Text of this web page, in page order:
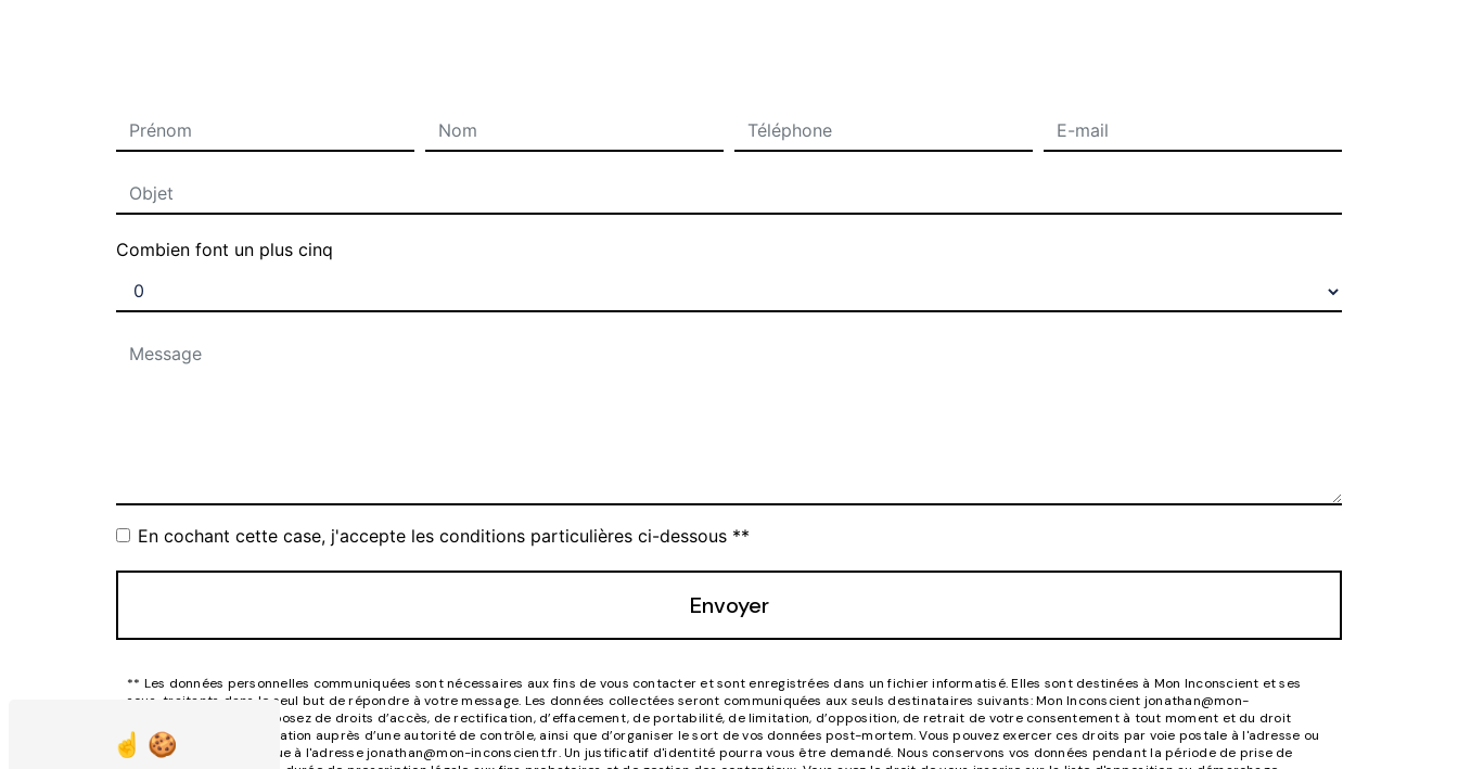
Combien font un plus cinq
En cochant cette case, j'accepte les conditions particulières ci-dessous **
Envoyer
** Les données personnelles communiquées sont nécessaires aux fins de vous contacter et sont enregistrées dans un fichier informatisé. Elles sont destinées à Mon Inconscient et ses
sous-traitants dans le seul but de répondre à votre message. Les données collectées seront communiquées aux seuls destinataires suivants: Mon Inconscient jonathan@mon-
inconscient.fr. Vous disposez de droits d’accès, de rectification, d’effacement, de portabilité, de limitation, d’opposition, de retrait de votre consentement à tout moment et du droit
d’introduire une réclamation auprès d’une autorité de contrôle, ainsi que d’organiser le sort de vos données post-mortem. Vous pouvez exercer ces droits par voie postale à l'adresse ou
par courrier électronique à l'adresse jonathan@mon-inconscient.fr. Un justificatif d'identité pourra vous être demandé. Nous conservons vos données pendant la période de prise de